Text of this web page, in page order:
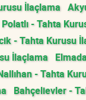
İlaçlama
Polatlı - Tahta
- Tahta Kurusu
İlaçlama
- Tahta
Bahçelievler -